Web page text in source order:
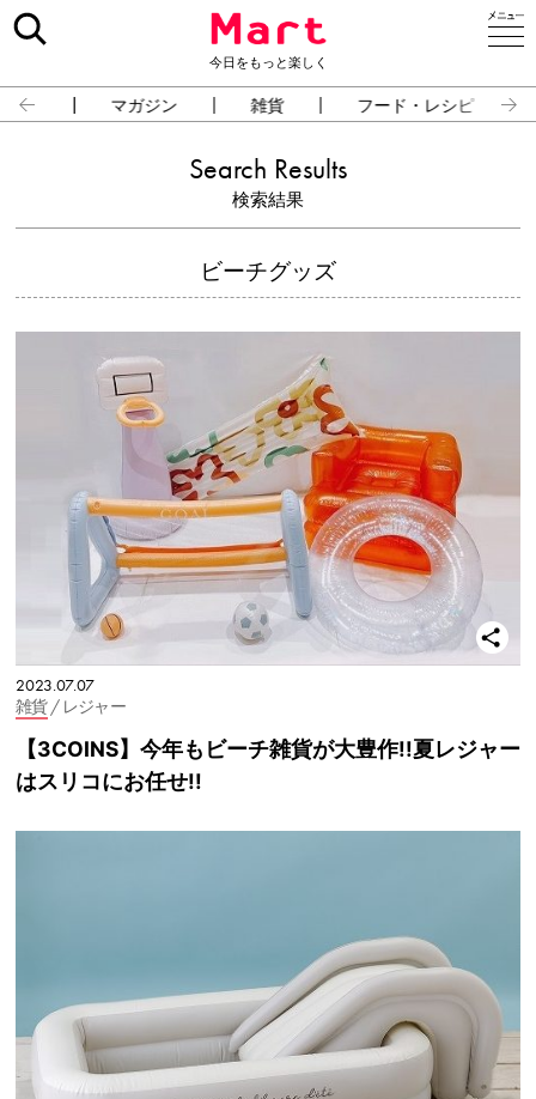
今日をもっと楽しく
占い マガジン 雑貨 フード・レシピ
Search Results
検索結果
ビーチグッズ
2023.07.07
雑貨/ レジャー
【3COINS】今年もビーチ雑貨が大豊作!!夏レジャー
はスリコにお任せ!!